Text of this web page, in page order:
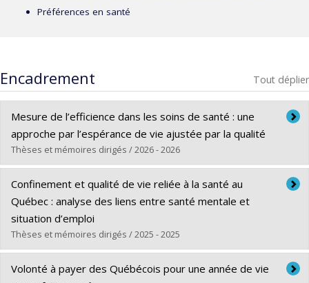
Préférences en santé
Encadrement Tout déplier
Mesure de l’efficience dans les soins de santé : une
approche par l’espérance de vie ajustée par la qualité
Thèses et mémoires dirigés / 2026 - 2026
Diplômé(e) : Hle, Boco Rodrigue
Cycle :Maîtrise
Diplôme obtenu :
Lien vers le document dans Papyrus
Confinement et qualité de vie reliée à la santé au
Québec : analyse des liens entre santé mentale et
situation d’emploi
Thèses et mémoires dirigés / 2025 - 2025
Diplômé(e) :Cisse, Amy
Volonté à payer des Québécois pour une année de vie